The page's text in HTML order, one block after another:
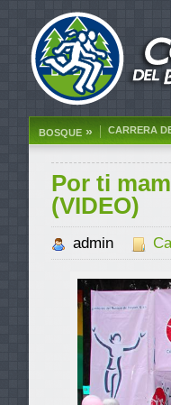
BOSQUE » CARRERA
Por ti
(VIDEO)
admin